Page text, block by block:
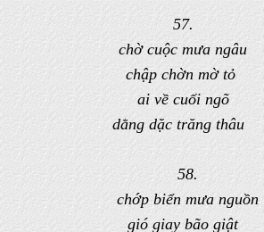
57.
chờ cuộc mưa ngâu
chập chờn mờ tỏ
ai về cuối ngõ
dằng dặc trăng thâu
58.
chớp biển mưa nguồn
gió giay bão giật